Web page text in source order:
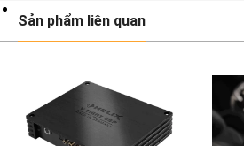
Sản phẩm liên quan